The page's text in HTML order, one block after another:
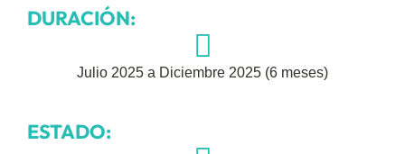
DURACIÓN:
Julio 2025 a Diciembre 2025 (6 meses)
ESTADO: